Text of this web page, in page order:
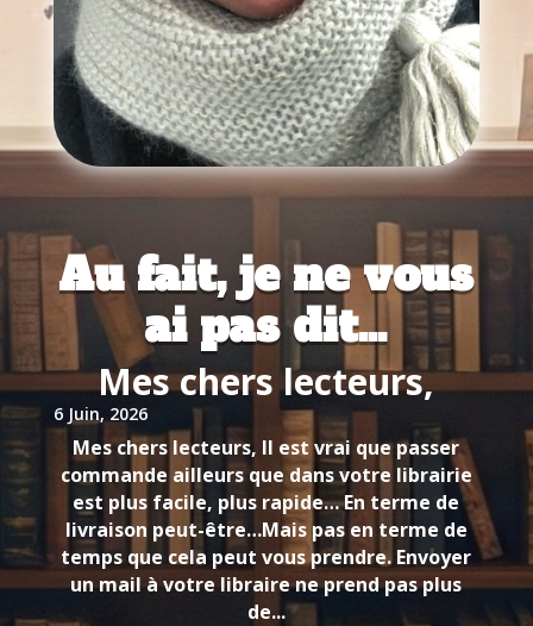
Au fait, je ne vous
ai pas dit…
Mes chers lecteurs,
6 Juin, 2026
Mes chers lecteurs, Il est vrai que passer
commande ailleurs que dans votre librairie
est plus facile, plus rapide… En terme de
livraison peut-être…Mais pas en terme de
temps que cela peut vous prendre. Envoyer
un mail à votre libraire ne prend pas plus
de...